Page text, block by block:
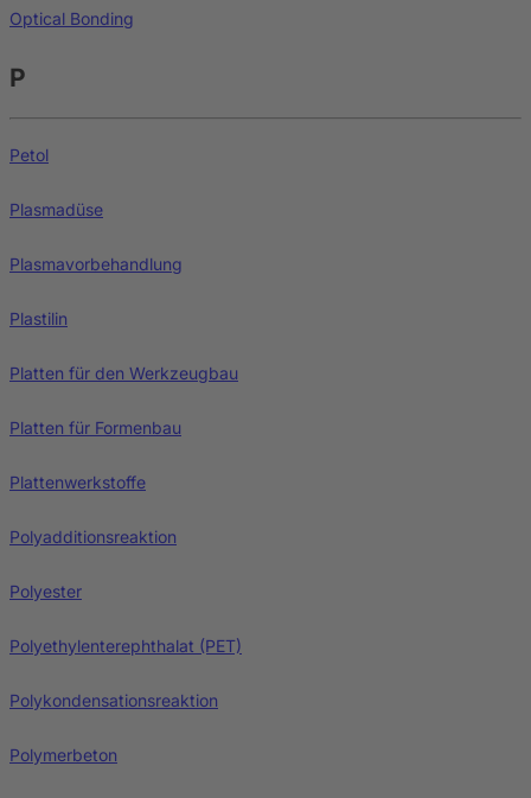
Optical Bonding
P
Petol
Plasmadüse
Plasmavorbehandlung
Plastilin
Platten für den Werkzeugbau
Platten für Formenbau
Plattenwerkstoffe
Polyadditionsreaktion
Polyester
Polyethylenterephthalat (PET)
Polykondensationsreaktion
Polymerbeton